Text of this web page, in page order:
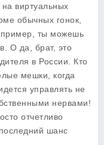
виртуальных
обычных гонок,
ты можешь
О да, брат, это
в России. Кто
мешки, когда
управлять не
нервами!
отчетливо
шанс